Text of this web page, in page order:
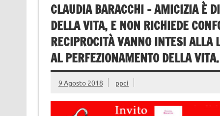
CLAUDIA BARACCHI – AMICIZIA È
DELLA VITA, E NON RICHIEDE
RECIPROCITÀ VANNO INTESI ALLA
AL PERFEZIONAMENTO DELLA VITA.
9 Agosto 2018 ppci